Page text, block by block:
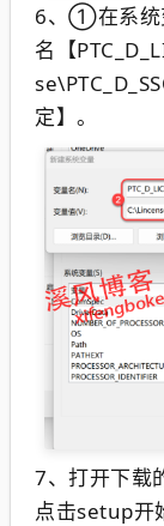
6、①在系统
名【
定】。
7、打开下载
点击setup开